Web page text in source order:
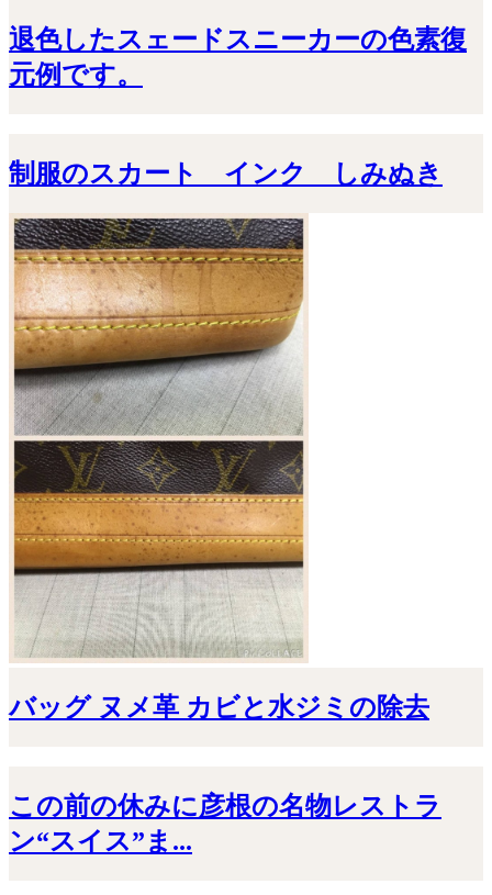
退色したスェードスニーカーの色素復
元例です。
制服のスカート インク しみぬき
バッグ ヌメ革 カビと水ジミの除去
この前の休みに彦根の名物レストラ
ン“スイス”ま...